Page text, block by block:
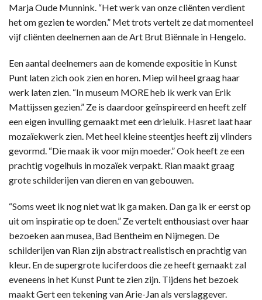
Marja Oude Munnink. “Het werk van onze cliënten verdient
het om gezien te worden.” Met trots vertelt ze dat momenteel
vijf cliënten deelnemen aan de Art Brut Biënnale in Hengelo.
Een aantal deelnemers aan de komende expositie in Kunst
Punt laten zich ook zien en horen. Miep wil heel graag haar
werk laten zien. “In museum MORE heb ik werk van Erik
Mattijssen gezien.” Ze is daardoor geïnspireerd en heeft zelf
een eigen invulling gemaakt met een drieluik. Hasret laat haar
mozaïekwerk zien. Met heel kleine steentjes heeft zij vlinders
gevormd. “Die maak ik voor mijn moeder.” Ook heeft ze een
prachtig vogelhuis in mozaïek verpakt. Rian maakt graag
grote schilderijen van dieren en van gebouwen.
“Soms weet ik nog niet wat ik ga maken. Dan ga ik er eerst op
uit om inspiratie op te doen.” Ze vertelt enthousiast over haar
bezoeken aan musea, Bad Bentheim en Nijmegen. De
schilderijen van Rian zijn abstract realistisch en prachtig van
kleur. En de supergrote luciferdoos die ze heeft gemaakt zal
eveneens in het Kunst Punt te zien zijn. Tijdens het bezoek
maakt Gert een tekening van Arie-Jan als verslaggever.